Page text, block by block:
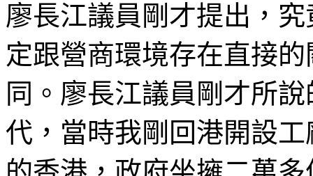
廖長江議員剛才提出，
定跟營商環境存在直接
同。廖長江議員剛才所
代，當時我剛回港開設